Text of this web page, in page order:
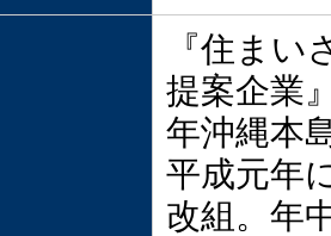
『住ま
提案企業
年沖縄本
平成元年
改組。年